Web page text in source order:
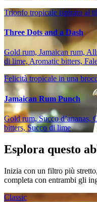
Trionfo tropicale ispirato al
Three Dots and a Dash
Gold rum, Jamaican rum,
di lime, Aromatic bitters,
Felicità tropicale in una
Jamaican Rum Punch
Gold rum, Succo d’ananas,
bitters, Succo di lime
Esplora questo
Inizia con un filtro più
completa con entrambi gli
Classic